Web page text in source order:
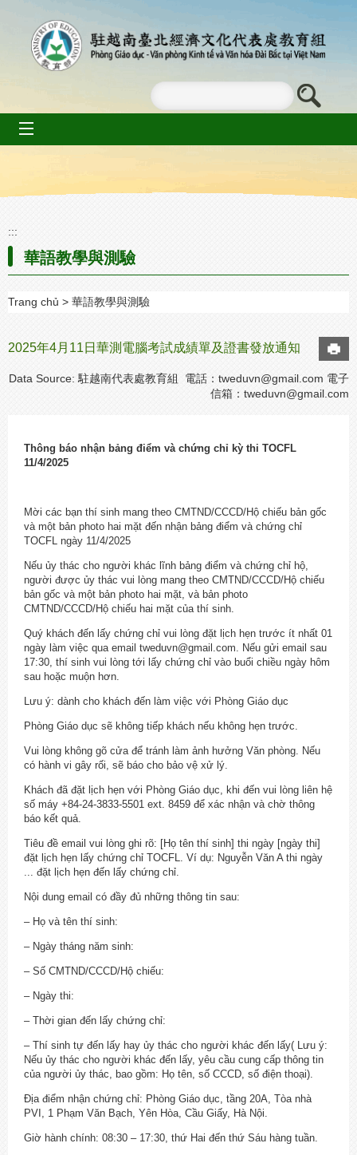
:::
華語教學與測驗
Trang chủ 華語教學與測驗
2025年4月11日華測電腦考試成績單及證書發放通知
Data Source: 駐越南代表處教育組 電話：tweduvn@gmail.com 電子
信箱： tweduvn@gmail.com
Thông báo nhận bảng điểm và chứng chỉ kỳ thi TOCFL
11/4/2025
Mời các bạn thí sinh mang theo CMTND/CCCD/Hộ chiếu bản gốc
và một bản photo hai mặt đến nhận bảng điểm và chứng chỉ
TOCFL ngày 11/4/2025
Nếu ủy thác cho người khác lĩnh bảng điểm và chứng chỉ hộ,
người được ủy thác vui lòng mang theo CMTND/CCCD/Hộ chiếu
bản gốc và một bản photo hai mặt, và bản photo
CMTND/CCCD/Hộ chiếu hai mặt của thí sinh.
Quý khách đến lấy chứng chỉ vui lòng đặt lịch hẹn trước ít nhất 01
ngày làm việc qua email tweduvn@gmail.com. Nếu gửi email sau
17:30, thí sinh vui lòng tới lấy chứng chỉ vào buổi chiều ngày hôm
sau hoặc muộn hơn.
Lưu ý: dành cho khách đến làm việc với Phòng Giáo dục
Phòng Giáo dục sẽ không tiếp khách nếu không hẹn trước.
Vui lòng không gõ cửa để tránh làm ảnh hưởng Văn phòng. Nếu
có hành vi gây rối, sẽ báo cho bảo vệ xử lý.
Khách đã đặt lịch hẹn với Phòng Giáo dục, khi đến vui lòng liên hệ
số máy +84-24-3833-5501 ext. 8459 để xác nhận và chờ thông
báo kết quả.
Tiêu đề email vui lòng ghi rõ: [Họ tên thí sinh] thi ngày [ngày thi]
đặt lịch hẹn lấy chứng chỉ TOCFL. Ví dụ: Nguyễn Văn A thi ngày
... đặt lịch hẹn đến lấy chứng chỉ.
Nội dung email có đầy đủ những thông tin sau:
– Họ và tên thí sinh:
– Ngày tháng năm sinh:
– Số CMTND/CCCD/Hộ chiếu:
– Ngày thi:
– Thời gian đến lấy chứng chỉ:
– Thí sinh tự đến lấy hay ủy thác cho người khác đến lấy( Lưu ý:
Nếu ủy thác cho người khác đến lấy, yêu cầu cung cấp thông tin
của người ủy thác, bao gồm: Họ tên, số CCCD, số điện thoại).
Địa điểm nhận chứng chỉ: Phòng Giáo dục, tầng 20A, Tòa nhà
PVI, 1 Phạm Văn Bạch, Yên Hòa, Cầu Giấy, Hà Nội.
Giờ hành chính: 08:30 – 17:30, thứ Hai đến thứ Sáu hàng tuần.